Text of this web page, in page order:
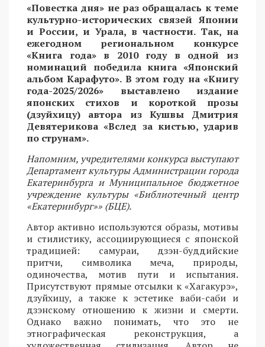
«Повестка дня» не раз обращалась к теме
культурно-исторических связей Японии
и России, и Урала, в частности. Так, на
ежегодном региональном конкурсе
«Книга года» в 2010 году в одной из
номинаций победила книга «Японский
альбом Карафуто». В этом году на «Книгу
года-2025/2026» выставлено издание
японских стихов и короткой прозы
(дзуйхицу) автора из Кушвы Дмитрия
Девятерикова «Вслед за кистью, ударив
по струнам».
Напомним, учредителями конкурса выступают
Департамент культуры Администрации города
Екатеринбурга и Муниципальное бюджетное
учреждение культуры «Библиотечный центр
«Екатеринбург»» (БЦЕ).
Автор активно используются образы, мотивы
и стилистику, ассоциирующиеся с японской
традицией: самураи, дзэн-буддийские
притчи, символика меча, природы,
одиночества, мотив пути и испытания.
Присутствуют прямые отсылки к «Хагакурэ»,
дзуйхицу, а также к эстетике ваби-саби и
дзэнскому отношению к жизни и смерти.
Однако важно понимать, что это не
этнографическая реконструкция, а